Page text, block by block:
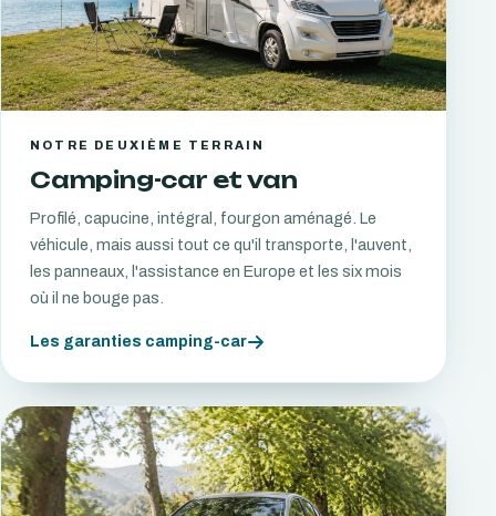
NOTRE DEUXIÈME TERRAIN
Camping-car et van
Profilé, capucine, intégral, fourgon aménagé. Le
véhicule, mais aussi tout ce qu'il transporte, l'auvent,
les panneaux, l'assistance en Europe et les six mois
où il ne bouge pas.
Les garanties camping-car